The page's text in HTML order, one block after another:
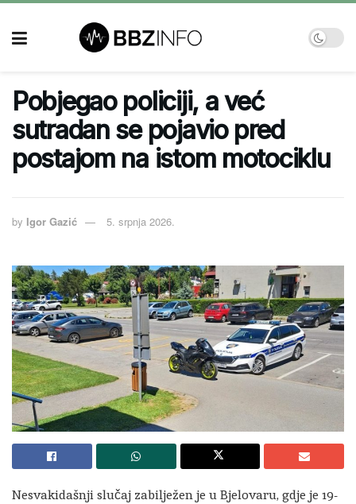
Pobjegao policiji, a već
sutradan se pojavio pred
postajom na istom motociklu
by Igor Gazić 5. srpnja 2026.
Nesvakidašnji slučaj zabilježen je u Bjelovaru, gdje je 19-